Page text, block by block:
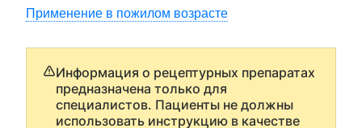
Применение в пожилом возрасте
Информация о рецептурных препаратах
предназначена только для
специалистов. Пациенты не должны
использовать инструкцию в качестве